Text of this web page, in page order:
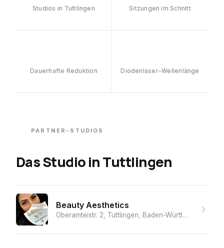
Studios in Tuttlingen Sitzungen im Schnitt
Dauerhafte Reduktion Diodenlaser-Wellenlänge
PARTNER-STUDIOS
Das StudioinTuttlingen
Beauty Aesthetics
Oberamteistr. 2, Tuttlingen, Baden-Württemberg, 78532, Germany